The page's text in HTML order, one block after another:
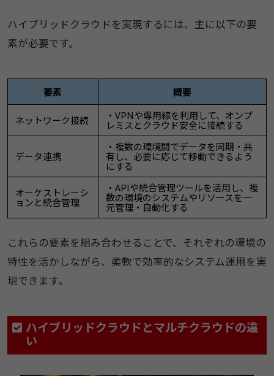
ハイブリッドクラウドを実現するには、主に以下の要
素が必要です。
要素 概要
ネットワーク接続 ・VPNや専用線を利用して、オンプ
レミスとクラウド安全に接続する
データ連携
・複数の環境間でデータを同期・共
有し、必要に応じて移動できるよう
にする
オーケストレーシ
ョンと統合管理
・APIや統合管理ツールを活用し、複
数の環境のシステムやリソースを一
元管理・自動化する
これらの要素を組み合わせることで、それぞれの環境の
特性を活かしながら、柔軟で効率的なシステム運用を実
現できます。
ハイブリッドクラウドとマルチクラウドの違
い